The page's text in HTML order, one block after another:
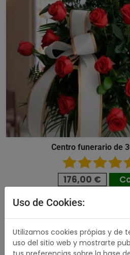
Centro funerario de
176,00 €
489,00 €
Uso de Cookies:
Utilizamos cookies própias y de
uso del sitio web y mostrarte